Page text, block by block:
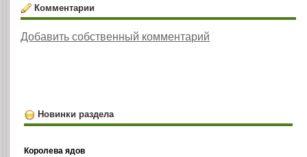
Комментарии
Добавить собственный комментарий
Новинки раздела
Королева ядов